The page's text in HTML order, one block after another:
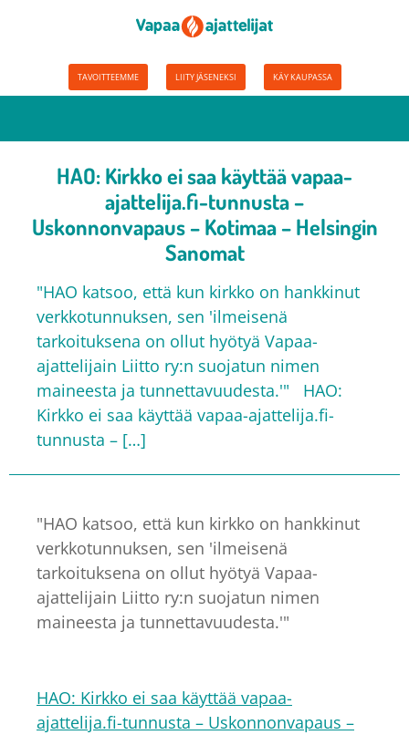
TAVOITTEEMME LIITY JÄSENEKSI KÄY KAUPASSA
HAO: Kirkko ei saa käyttää vapaa-
ajattelija.fi-tunnusta –
Uskonnonvapaus – Kotimaa – Helsingin
Sanomat
"HAO katsoo, että kun kirkko on hankkinut
verkkotunnuksen, sen 'ilmeisenä
tarkoituksena on ollut hyötyä Vapaa-
ajattelijain Liitto ry:n suojatun nimen
maineesta ja tunnettavuudesta.'" HAO:
Kirkko ei saa käyttää vapaa-ajattelija.fi-
tunnusta – […]
"HAO katsoo, että kun kirkko on hankkinut
verkkotunnuksen, sen 'ilmeisenä
tarkoituksena on ollut hyötyä Vapaa-
ajattelijain Liitto ry:n suojatun nimen
maineesta ja tunnettavuudesta.'"
HAO: Kirkko ei saa käyttää vapaa-
ajattelija.fi-tunnusta – Uskonnonvapaus –